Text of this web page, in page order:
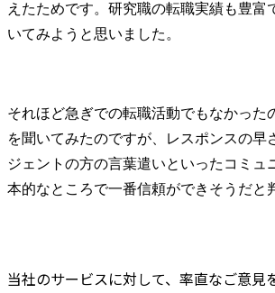
えたためです。研究職の転職実績も豊富
いてみようと思いました。
それほど急ぎでの転職活動でもなかった
を聞いてみたのですが、レスポンスの早
ジェントの方の言葉遣いといったコミュ
本的なところで一番信頼ができそうだと
当社のサービスに対して、率直なご意見